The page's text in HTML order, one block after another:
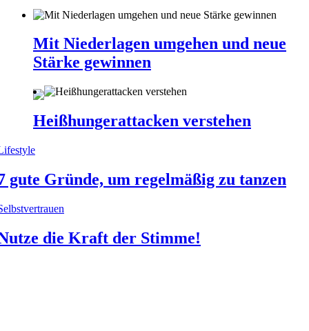
Mit Niederlagen umgehen und neue
Stärke gewinnen
Heißhungerattacken verstehen
gute Gründe, um regelmäßig zu tanzen
die Kraft der Stimme!